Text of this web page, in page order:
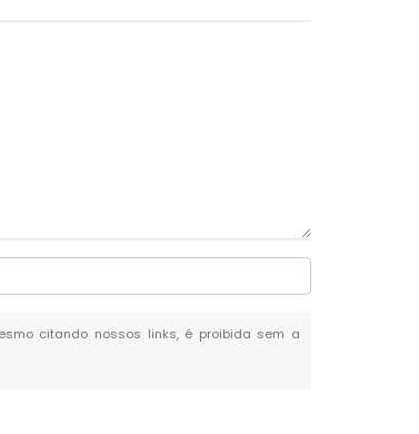
citando nossos links, é proibida sem a